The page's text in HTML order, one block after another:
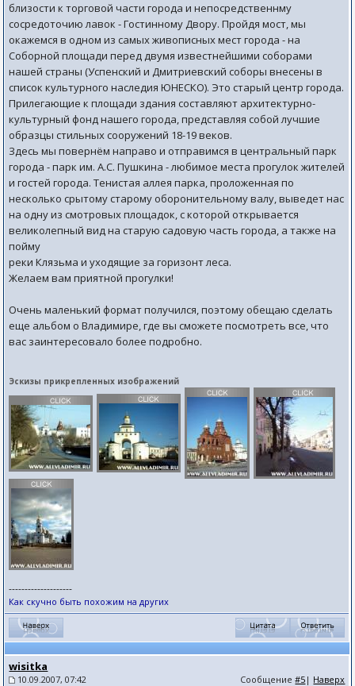
близости к торговой части города и непосредственнму
сосредоточию лавок - Гостинному Двору. Пройдя мост, мы
окажемся в одном из самых живописных мест города - на
Соборной площади перед двумя известнейшими соборами
нашей страны (Успенский и Дмитриевский соборы внесены в
список культурного наследия ЮНЕСКО). Это старый центр города.
Прилегающие к площади здания составляют архитектурно-
культурный фонд нашего города, представляя собой лучшие
образцы стильных сооружений 18-19 веков.
Здесь мы повернём направо и отправимся в центральный парк
города - парк им. А.С. Пушкина - любимое места прогулок жителей
и гостей города. Тенистая аллея парка, проложенная по
несколько срытому старому оборонительному валу, выведет нас
на одну из смотровых площадок, с которой открывается
великолепный вид на старую садовую часть города, а также на
пойму
реки Клязьма и уходящие за горизонт леса.
Желаем вам приятной прогулки!
Очень маленький формат получился, поэтому обещаю сделать
еще альбом о Владимире, где вы сможете посмотреть все, что
вас заинтересовало более подробно.
Эскизы прикрепленных изображений
--------------------
Как скучно быть похожим на других
wisitka
10.09.2007, 07:42 Сообщение#5 | Наверх